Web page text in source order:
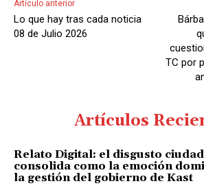
Artículo anterior
Lo que hay tras cada noticia
08 de Julio 2026
TC por
Artículos
Relato Digital: el disgusto
consolida como la emoción
la gestión del gobierno de Kast